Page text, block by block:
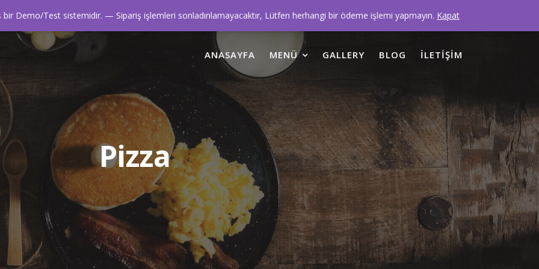
0216 445 42 42
ANASAYFA MENÜ GALLERY BLOG İLETIŞIM
Pizza
Demo/Test sistemidir. — Sipariş işlemleri sonladırılamayacaktır, Lütfen herhangi bir ödeme işlemi yapmayın. Kapat